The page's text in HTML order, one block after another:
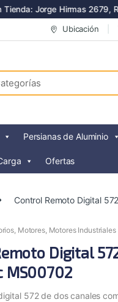
Jorge Hirmas 2679,
Ubicación
Persianas de Aluminio
Ofertas
Control Remoto Digital
Motores, Motores Industriales
Digital
MS00702
572 de dos canales